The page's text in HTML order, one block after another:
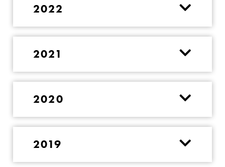
2022
2021
2020
2019